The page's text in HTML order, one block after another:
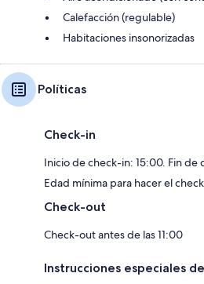
Calefacción (regulable)
Habitaciones insonorizadas
Políticas
Check-in
Inicio de check-in: 15:00. Fin
Edad mínima para hacer el
Check-out
Check-out antes de las 11:00
Instrucciones especiales